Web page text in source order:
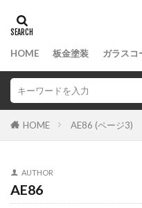
HOME 板金塗装 ガラスコ
HOME AE86 (ページ3)
AUTHOR
AE86
WILLVS 中古車
へこみ
タフト
スマホコ